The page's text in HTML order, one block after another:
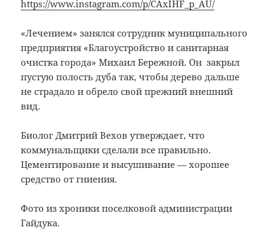
https://www.instagram.com/p/CAxIHF_p_AU/
«Лечением» занялся сотрудник муниципального
предприятия «Благоустройство и санитарная
очистка города» Михаил Бережной. Он закрыл
пустую полость дуба так, чтобы дерево дальше
не страдало и обрело свой прежний внешний
вид.
Биолог Дмитрий Вехов утверждает, что
коммунальщики сделали все правильно.
Цементирование и высушивание — хорошее
средство от гниения.
Фото из хроники поселковой администрации
Гайдука.